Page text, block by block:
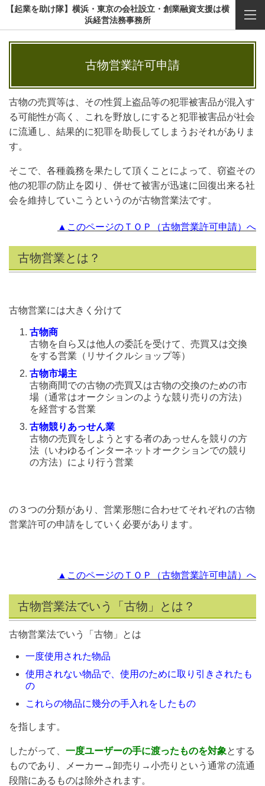
【起業を助け隊】横浜・東京の会社設立・創業融資支援は横
浜経営法務事務所
古物営業許可申請
古物の売買等は、その性質上盗品等の犯罪被害品が混入す
る可能性が高く、これを野放しにすると犯罪被害品が社会
に流通し、結果的に犯罪を助長してしまうおそれがありま
す。
そこで、各種義務を果たして頂くことによって、窃盗その
他の犯罪の防止を図り、併せて被害が迅速に回復出来る社
会を維持していこうというのが古物営業法です。
▲このページのＴＯＰ（古物営業許可申請）へ
古物営業とは？
古物営業には大きく分けて
古物商
古物を自ら又は他人の委託を受けて、売買又は交換
をする営業（リサイクルショップ等）
古物市場主
古物商間での古物の売買又は古物の交換のための市
場（通常はオークションのような競り売りの方法）
を経営する営業
古物競りあっせん業
古物の売買をしようとする者のあっせんを競りの方
法（いわゆるインターネットオークションでの競り
の方法）により行う営業
の３つの分類があり、営業形態に合わせてそれぞれの古物
営業許可の申請をしていく必要があります。
▲このページのＴＯＰ（古物営業許可申請）へ
古物営業法でいう「古物」とは？
古物営業法でいう「古物」とは
一度使用された物品
使用されない物品で、使用のために取り引きされたも
の
これらの物品に幾分の手入れをしたもの
を指します。
したがって、 一度ユーザーの手に渡ったものを対象とする
ものであり、メーカー→卸売り→小売りという通常の流通
段階にあるものは除外されます。